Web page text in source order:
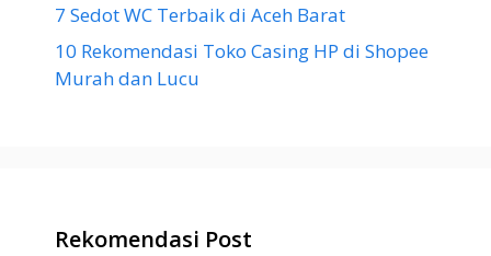
7 Sedot WC Terbaik di Aceh Barat
10 Rekomendasi Toko Casing HP di Shopee
Murah dan Lucu
Rekomendasi Post